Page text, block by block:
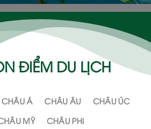
ĐIỂM DU LỊCH
CHÂU Á CHÂU ÂU
CHÂU ÚC
MỸ
CHÂU PHI